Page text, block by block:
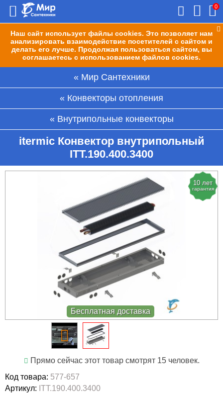
Наш сайт использует файлы cookies. Это позволяет нам
анализировать взаимодействие посетителей с сайтом и
делать его лучше. Продолжая пользоваться сайтом, вы
соглашаетесь с использованием файлов cookies.
0
Мир Сантехники
Конвекторы отопления
Внутрипольные конвекторы
itermic Конвектор внутрипольный
ITT.190.400.3400
10 лет
гарантия
Бесплатная доставка
Прямо сейчас этот товар смотрят 15 человек.
Код товара: 577-657
Артикул: ITT.190.400.3400